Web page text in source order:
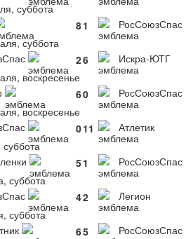
суббота
81 РосСоюзСпас
суббота
26 Искра-ЮТГ
воскресенье
60 РосСоюзСпас
воскресенье
011 Атлетик
51 РосСоюзСпас
суббота
42 Легион
суббота
65 РосСоюзСпас